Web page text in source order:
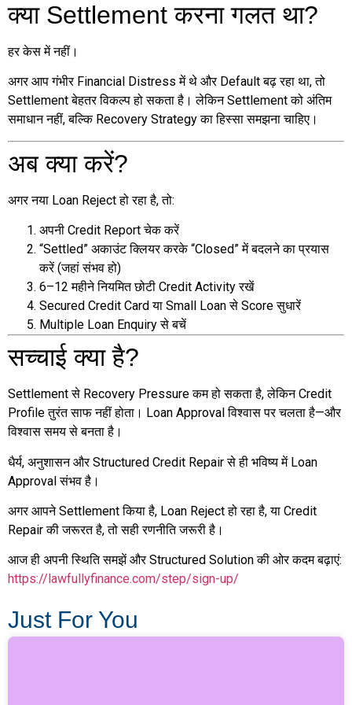
क्या Settlement करना गलत था?
हर केस में नहीं।
अगर आप गंभीर Financial Distress में थे और Default बढ़ रहा था, तो
Settlement बेहतर विकल्प हो सकता है। लेकिन Settlement को अंतिम
समाधान नहीं, बल्कि Recovery Strategy का हिस्सा समझना चाहिए।
अब क्या करें?
अगर नया Loan Reject हो रहा है, तो:
अपनी Credit Report चेक करें
“Settled” अकाउंट क्लियर करके “Closed” में बदलने का प्रयास
करें (जहां संभव हो)
6–12 महीने नियमित छोटी Credit Activity रखें
Secured Credit Card या Small Loan से Score सुधारें
Multiple Loan Enquiry से बचें
सच्चाई क्या है?
Settlement से Recovery Pressure कम हो सकता है, लेकिन Credit
Profile तुरंत साफ नहीं होता। Loan Approval विश्वास पर चलता है—और
विश्वास समय से बनता है।
धैर्य, अनुशासन और Structured Credit Repair से ही भविष्य में Loan
Approval संभव है।
अगर आपने Settlement किया है, Loan Reject हो रहा है, या Credit
Repair की जरूरत है, तो सही रणनीति जरूरी है।
आज ही अपनी स्थिति समझें और Structured Solution की ओर कदम बढ़ाएं:
https://lawfullyfinance.com/step/sign-up/
Just For You